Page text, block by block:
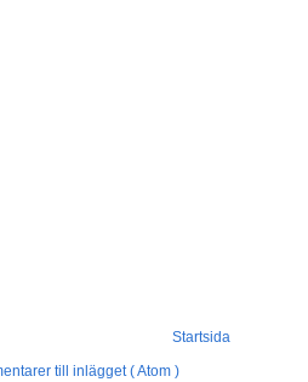
Startsida
till inlägget ( Atom )